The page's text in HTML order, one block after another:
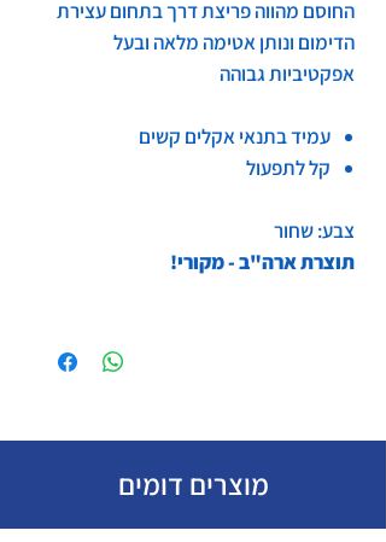
החוסם מהווה פריצת דרך בתחום עצירת
הדימום ונותן אטימה מלאה ובעל
אפקטיביות גבוהה
עמיד בתנאי אקלים קשים
קל לתפעול
צבע: שחור
תוצרת ארה"ב - מקורי!
מוצרים דומים